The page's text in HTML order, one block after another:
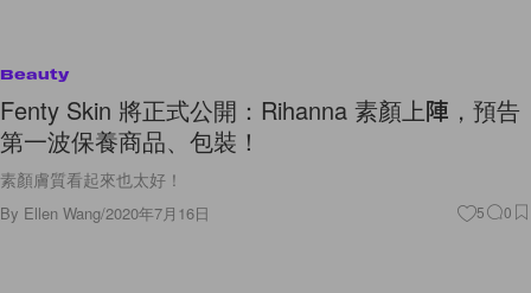
Beauty
Fenty Skin 將正式公開：Rihanna 素顏上陣，預告
第一波保養商品、包裝！
素顏膚質看起來也太好！
By Ellen Wang/2020年7月16日 5 0